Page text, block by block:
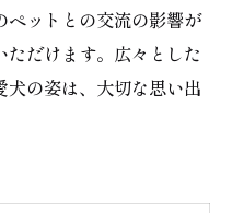
ペットとの交流の影響が
だけます。広々とした
の姿は、大切な思い出